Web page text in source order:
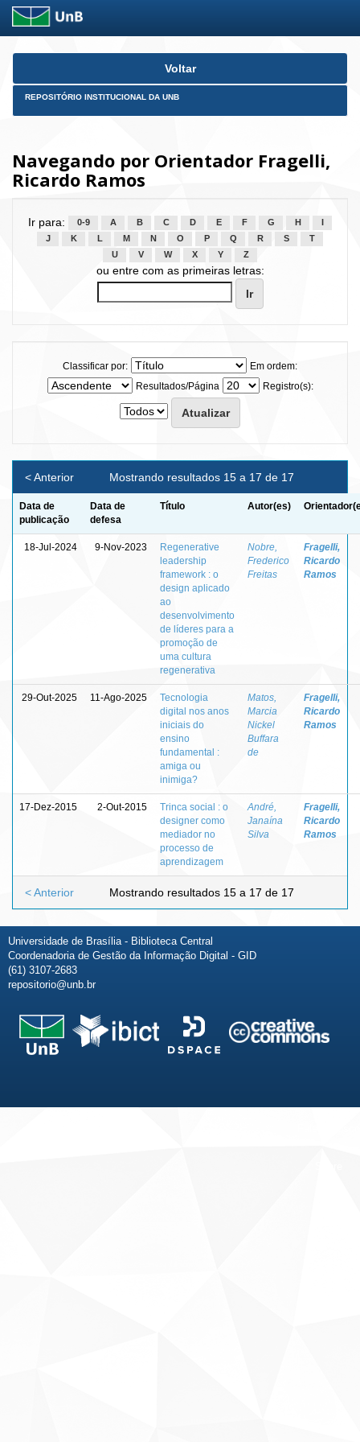
Skip
Voltar
REPOSITÓRIO INSTITUCIONAL DA UNB
Navegando por Orientador Fragelli,
Ricardo Ramos
Ir para: 0-9 A B C D E F G H
J
K L M N O P Q R S
T
U
V W X Y Z
ou entre com as primeiras letras:
Classificar por:
Em ordem:
Resultados/Página
Registro(s):
Mostrando resultados 15 a 17 de 17
< Anterior
Data de
publicação
Data de
defesa
Título Autor(es)
18-Jul-2024 9-Nov-2023
Regenerative
leadership
framework : o
design aplicado
ao
desenvolvimento
de líderes para a
promoção de
uma cultura
regenerativa
Nobre,
Frederico
Freitas
Fragelli,
Ricardo
Ramos
29-Out-2025 11-Ago-2025
Tecnologia
digital nos anos
iniciais do
ensino
fundamental :
amiga ou
inimiga?
Matos,
Marcia
Nickel
Buffara
de
Fragelli,
Ricardo
Ramos
17-Dez-2015 2-Out-2015
Trinca social : o
designer como
mediador no
processo de
aprendizagem
André,
Janaína
Silva
Fragelli,
Ricardo
Ramos
Mostrando resultados 15 a 17 de 17
< Anterior
Universidade de Brasília - Biblioteca Central
Coordenadoria de Gestão da Informação Digital - GID
(61) 3107-2683
repositorio@unb.br